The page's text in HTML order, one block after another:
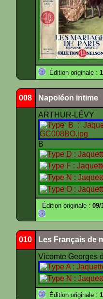
Édition originale :
008 Napoléon intime
ARTHUR-LÉVY
B
Édition originale : 09/
010 Les Français de
Vicomte Georges
Édition originale :